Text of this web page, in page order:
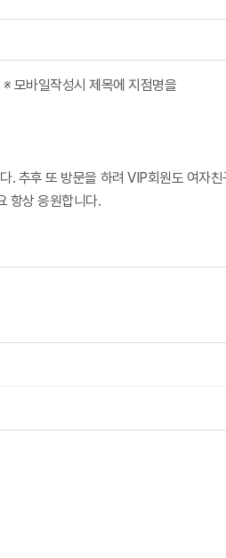
제목에 지점명을
. ★
추후 또 방문을 하려 VIP회원도 여자
항상 응원합니다.